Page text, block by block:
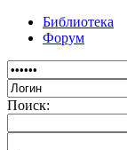
Библиотека
Форум
Поиск: